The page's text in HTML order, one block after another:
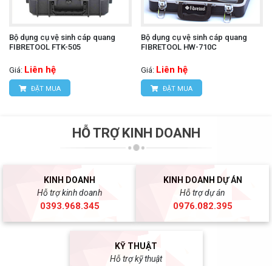
Bộ dụng cụ vệ sinh cáp quang
FIBRETOOL FTK-505
Giá: Liên hệ
ĐẶT MUA
Bộ dụng cụ vệ sinh cáp quang
FIBRETOOL HW-710C
Giá: Liên hệ
ĐẶT MUA
HỖ TRỢ KINH DOANH
KINH DOANH
Hỗ trợ kinh doanh
0393.968.345
KINH DOANH DỰ ÁN
Hỗ trợ dự án
0976.082.395
KỸ THUẬT
Hỗ trợ kỹ thuật